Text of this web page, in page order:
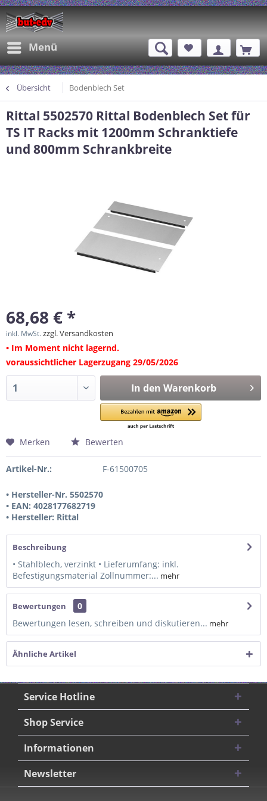
Menü
Übersicht Bodenblech Set
Rittal 5502570 Rittal Bodenblech Set für
TS IT Racks mit 1200mm Schranktiefe
und 800mm Schrankbreite
68,68 € *
inkl. MwSt.zzgl. Versandkosten
• Im Moment nicht lagernd.
voraussichtlicher Lagerzugang 29/05/2026
In den Warenkorb
Merken Bewerten
Artikel-Nr.: F-61500705
• Hersteller-Nr. 5502570
• EAN: 4028177682719
• Hersteller: Rittal
Beschreibung
• Stahlblech, verzinkt • Lieferumfang: inkl.
Befestigungsmaterial Zollnummer:... mehr
Bewertungen
0
Bewertungen lesen, schreiben und diskutieren... mehr
Ähnliche Artikel
Service Hotline
Shop Service
Informationen
Newsletter